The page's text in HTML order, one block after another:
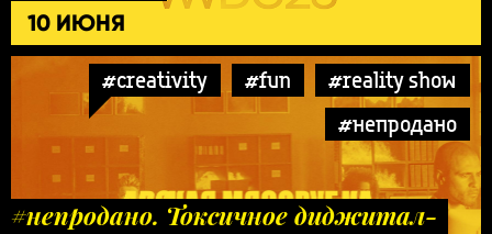
10 ИЮНЯ
#creativity #fun
#reality show
#непродано
#непродано. Токсичное диджитал-